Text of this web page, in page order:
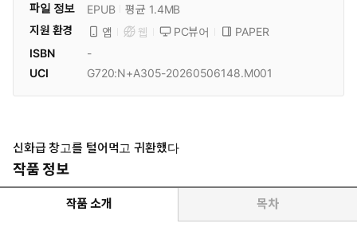
파일 정보
EPUB
평균 1.4MB
지원 환경
앱 웹 PC뷰어
PAPER
ISBN
-
UCI
G720:N+A305-20260506148.M001
신화급 창고를 털어먹고 귀환했다
작품 정보
작품 소개 목차